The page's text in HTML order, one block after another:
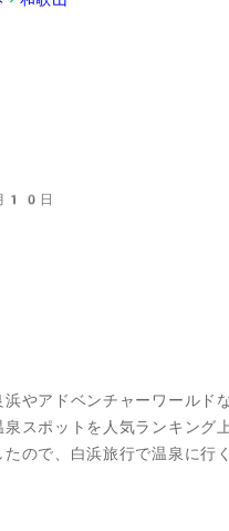
10日
浜やアドベンチャーワール
泉スポットを人気ランキン
ので、白浜旅行で温泉に行